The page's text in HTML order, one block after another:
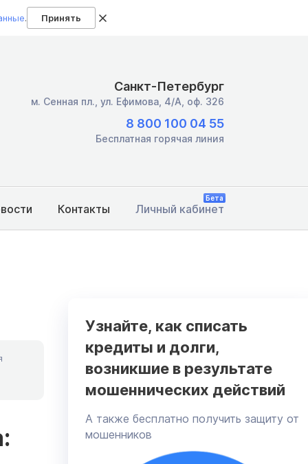
. Принять
Санкт-Петербург
м. Сенная пл., ул. Ефимова, 4/А, оф. 326
8 800 100 04 55
Бесплатная горячая линия
Контакты Личный кабинет
Бета
Узнайте, как списать
кредиты и долги,
возникшие в результате
мошеннических действий
А также бесплатно получить защиту от
мошенников